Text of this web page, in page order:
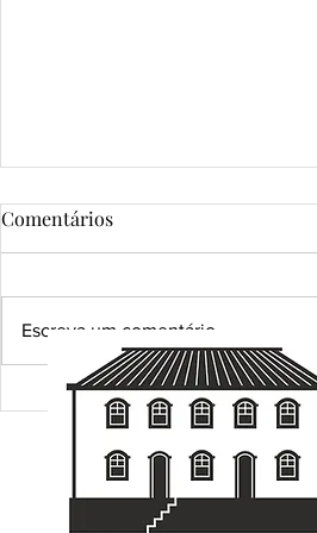
Grandes certezas da vida...
Comentários
Escreva um comentário